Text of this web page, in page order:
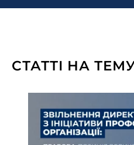
СТАТТІ НА